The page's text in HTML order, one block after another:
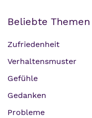
Beliebte Themen
Zufriedenheit
Verhaltensmuster
Gefühle
Gedanken
Probleme